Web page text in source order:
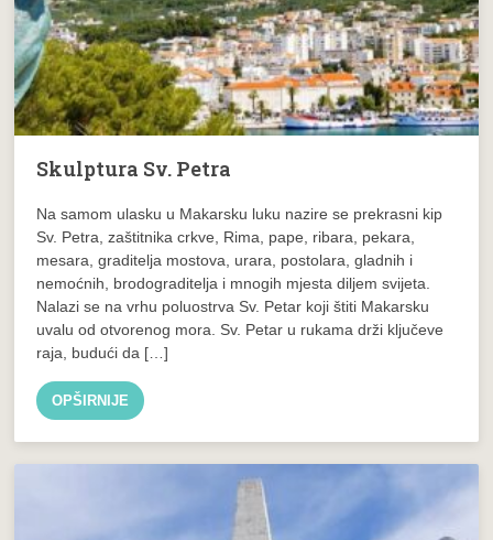
Skulptura Sv. Petra
Na samom ulasku u Makarsku luku nazire se prekrasni kip
Sv. Petra, zaštitnika crkve, Rima, pape, ribara, pekara,
mesara, graditelja mostova, urara, postolara, gladnih i
nemoćnih, brodograditelja i mnogih mjesta diljem svijeta.
Nalazi se na vrhu poluostrva Sv. Petar koji štiti Makarsku
uvalu od otvorenog mora. Sv. Petar u rukama drži ključeve
raja, budući da […]
OPŠIRNIJE